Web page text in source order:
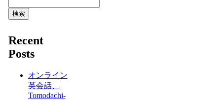
検索
Recent
Posts
オンライン
英会話、
Tomodachi-